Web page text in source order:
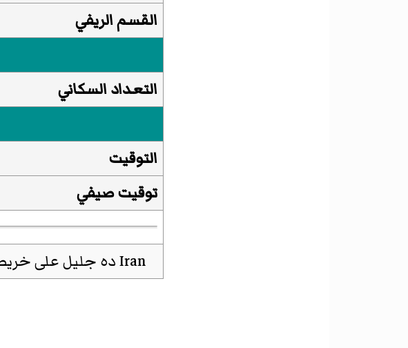
القسم الريفي
التعداد السكاني
التوقيت
توقيت صيفي